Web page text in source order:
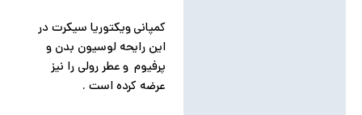
کمپانی ویکتوریا سیکرت در
این رایحه لوسیون بدن و
پرفیوم و عطر رولی را نیز
عرضه کرده است .